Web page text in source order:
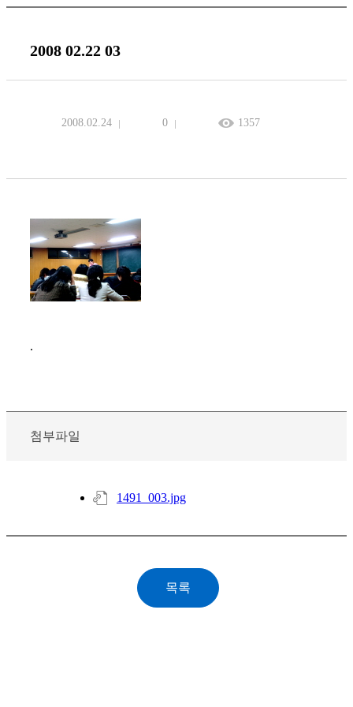
2008 02.22 03
2008.02.24 0 1357
.
첨부파일
1491_003.jpg